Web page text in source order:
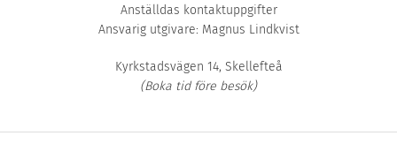
Anställdas kontaktuppgifter
Ansvarig utgivare: Magnus Lindkvist
Kyrkstadsvägen 14, Skellefteå
(Boka tid före besök)